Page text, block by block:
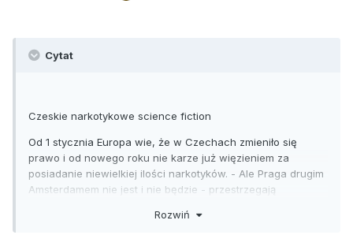
Cytat
Czeskie narkotykowe science fiction
Od 1 stycznia Europa wie, że w Czechach zmieniło się
prawo i od nowego roku nie karze już więzieniem za
posiadanie niewielkiej ilości narkotyków. - Ale Praga drugim
Amsterdamem nie jest i nie będzie - przestrzegają
ilości narkotyku nadal jest karane, tyle że finansowo. Ile
Rozwiń